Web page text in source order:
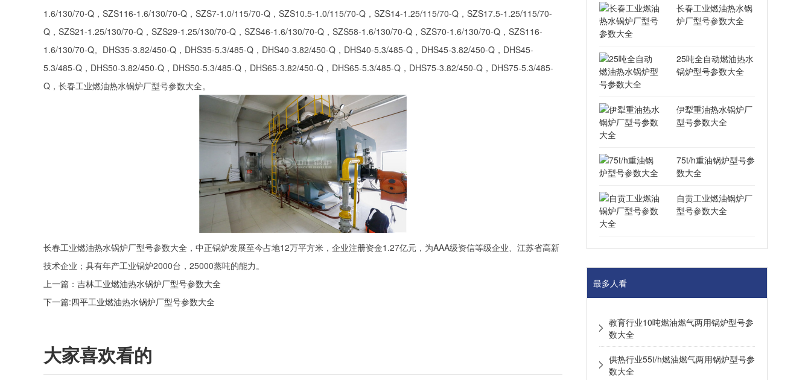
1.6/130/70-Q，SZS116-1.6/130/70-Q，SZS7-1.0/115/70-Q，SZS10.5-1.0/115/70-Q，SZS14-1.25/115/70-Q，SZS17.5-1.25/115/70-
Q，SZS21-1.25/130/70-Q，SZS29-1.25/130/70-Q，SZS46-1.6/130/70-Q，SZS58-1.6/130/70-Q，SZS70-1.6/130/70-Q，SZS116-
1.6/130/70-Q。DHS35-3.82/450-Q，DHS35-5.3/485-Q，DHS40-3.82/450-Q，DHS40-5.3/485-Q，DHS45-3.82/450-Q，DHS45-
5.3/485-Q，DHS50-3.82/450-Q，DHS50-5.3/485-Q，DHS65-3.82/450-Q，DHS65-5.3/485-Q，DHS75-3.82/450-Q，DHS75-5.3/485-
Q，长春工业燃油热水锅炉厂型号参数大全。
长春工业燃油热水锅炉厂型号参数大全，中正锅炉发展至今占地12万平方米，企业注册资金1.27亿元，为AAA级资信等级企业、江苏省高新
技术企业；具有年产工业锅炉2000台，25000蒸吨的能力。
上一篇： 吉林工业燃油热水锅炉厂型号参数大全
下一篇:四平工业燃油热水锅炉厂型号参数大全
大家喜欢看的
长春工业燃油热水锅
炉厂型号参数大全
25吨全自动燃油热水
锅炉型号参数大全
伊犁重油热水锅炉厂
型号参数大全
75t/h重油锅炉型号参
数大全
自贡工业燃油锅炉厂
型号参数大全
最多人看
教育行业10吨燃油燃气两用锅炉型号参
数大全
供热行业55t/h燃油燃气两用锅炉型号参
数大全